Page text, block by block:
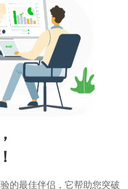
的最佳伴侣，它帮助您突破